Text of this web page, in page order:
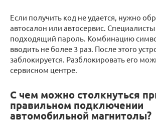
Если получить код не удается, нужно
автосалон или автосервис.
подходящий пароль. Комбинацию
вводить не более 3 раз. После этого
заблокируется. Разблокировать его
сервисном центре.
С чем можно столкнуться
правильном подключении
автомобильной магнитолы?